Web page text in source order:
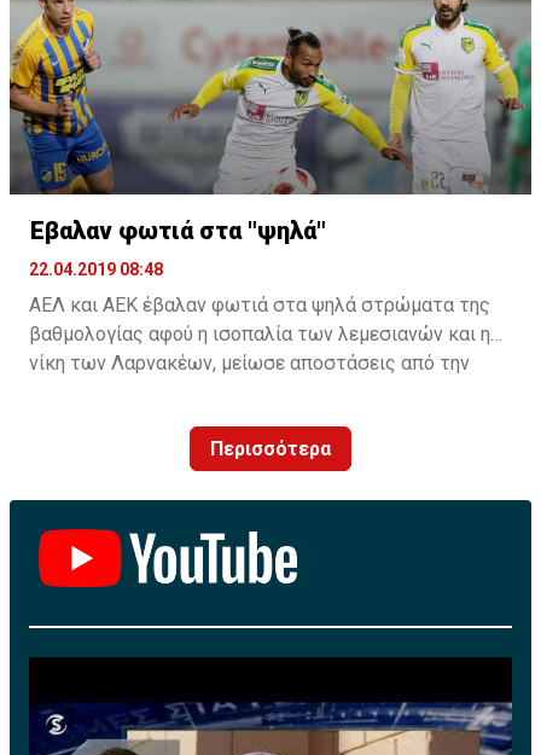
Έβαλαν φωτιά στα "ψηλά"
22.04.2019 08:48
ΑΕΛ και ΑΕΚ έβαλαν φωτιά στα ψηλά στρώματα της
βαθμολογίας αφού η ισοπαλία των λεμεσιανών και η
νίκη των Λαρνακέων, μείωσε αποστάσεις από την
Περισσότερα